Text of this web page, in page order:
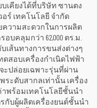
เคียงได้ที่บริษัท ซานตง
อร์ เทคโนโลยี จำกัด
ความสะดวกในการผลิต
คลุมกว่า 62,000 ตร.ม.
เส้นทางการขนส่งต่างๆ
สอบเครื่องกำเนิดไฟฟ้า
ปล่อยเฉพาะรุ่นที่ผ่าน
ะดับสากลเท่านั้น เครื่อง
าพร้อมเทคโนโลยีชั้นนำ
กับผู้ผลิตเครื่องยนต์ชั้นนำ